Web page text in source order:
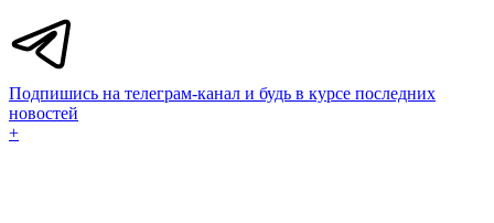
Подпишись на телеграм-канал и будь в курсе последних
новостей
+